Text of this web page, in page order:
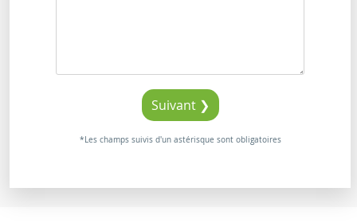
Suivant ❯
*Les champs suivis d'un astérisque sont obligatoires